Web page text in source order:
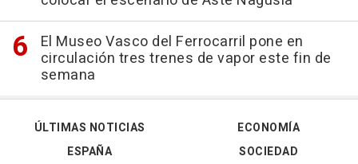
El Museo Vasco del Ferrocarril pone en
circulación tres trenes de vapor este fin de
semana
ÚLTIMAS NOTICIAS
ESPAÑA
ECONOMÍA
SOCIEDAD